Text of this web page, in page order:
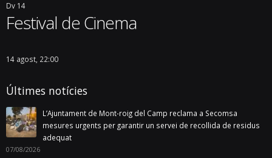
Dv 14
Festival de Cinema
14 agost, 22:00
Últimes notícies
L’Ajuntament de Mont-roig del Camp reclama a Secomsa
mesures urgents per garantir un servei de recollida de residus
adequat
07/08/2026